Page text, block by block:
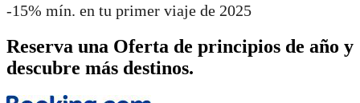
-15% mín. en tu primer viaje de 2025
Reserva una Oferta de principios de año y
descubre más destinos.